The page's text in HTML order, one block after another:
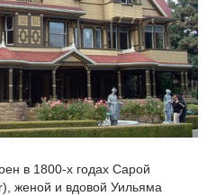
в 1800-х годах Сарой
женой и вдовой Уильяма